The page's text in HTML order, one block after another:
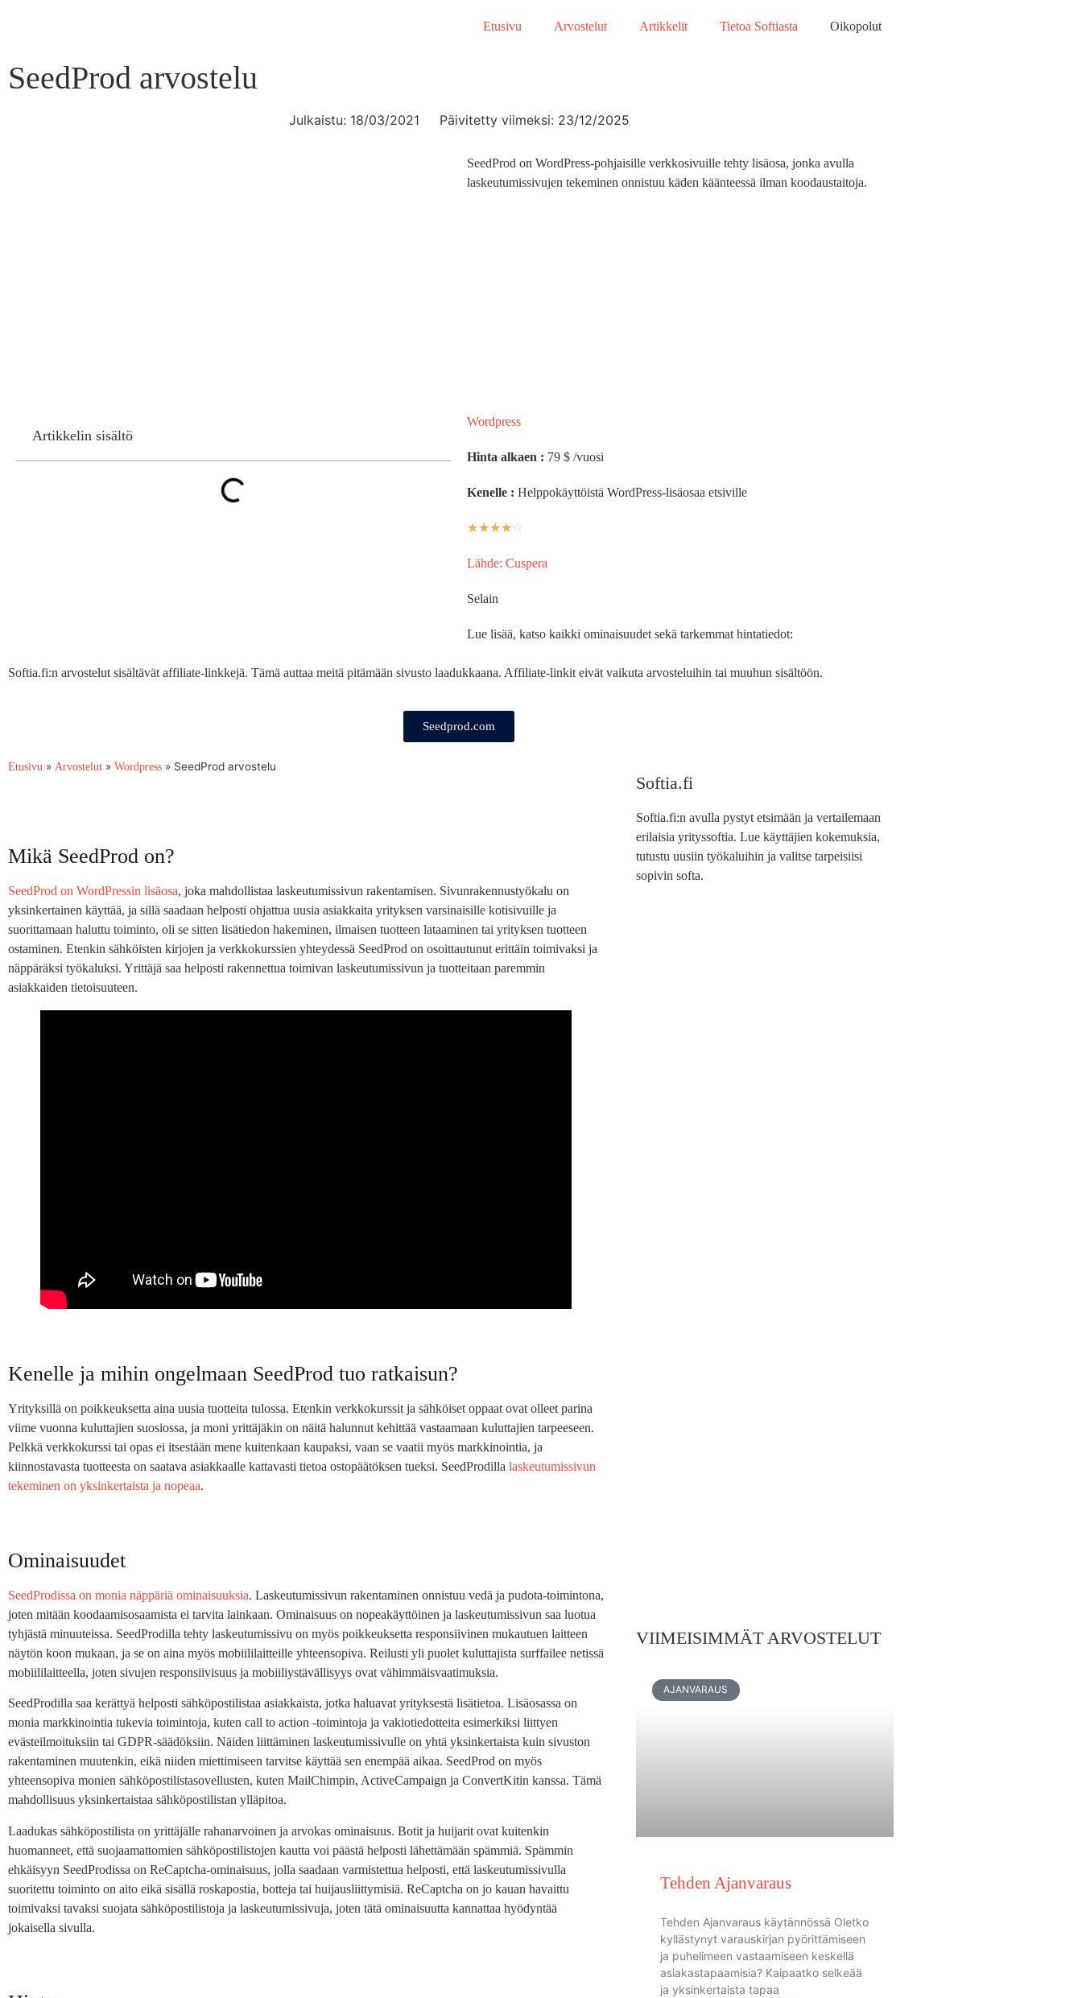
Etusivu Arvostelut Artikkelit Tietoa Softiasta Oikopolut
SeedProd arvostelu
Julkaistu: 18/03/2021 Päivitetty viimeksi: 23/12/2025
SeedProd on WordPress-pohjaisille verkkosivuille tehty lisäosa, jonka avulla
laskeutumissivujen tekeminen onnistuu käden käänteessä ilman koodaustaitoja.
Artikkelin sisältö
Wordpress
Hinta alkaen : 79 $ /vuosi
Kenelle : Helppokäyttöistä WordPress-lisäosaa etsiville
☆☆☆☆☆
Lähde: Cuspera
Selain
Lue lisää, katso kaikki ominaisuudet sekä tarkemmat hintatiedot:
Softia.fi:n arvostelut sisältävät affiliate-linkkejä. Tämä auttaa meitä pitämään sivusto laadukkaana. Affiliate-linkit eivät vaikuta arvosteluihin tai muuhun sisältöön.
Seedprod.com
Etusivu » Arvostelut » Wordpress » SeedProd arvostelu
Mikä SeedProd on?
SeedProd on WordPressin lisäosa, joka mahdollistaa laskeutumissivun rakentamisen. Sivunrakennustyökalu on
yksinkertainen käyttää, ja sillä saadaan helposti ohjattua uusia asiakkaita yrityksen varsinaisille kotisivuille ja
suorittamaan haluttu toiminto, oli se sitten lisätiedon hakeminen, ilmaisen tuotteen lataaminen tai yrityksen tuotteen
ostaminen. Etenkin sähköisten kirjojen ja verkkokurssien yhteydessä SeedProd on osoittautunut erittäin toimivaksi ja
näppäräksi työkaluksi. Yrittäjä saa helposti rakennettua toimivan laskeutumissivun ja tuotteitaan paremmin
asiakkaiden tietoisuuteen.
Kenelle ja mihin ongelmaan SeedProd tuo ratkaisun?
Yrityksillä on poikkeuksetta aina uusia tuotteita tulossa. Etenkin verkkokurssit ja sähköiset oppaat ovat olleet parina
viime vuonna kuluttajien suosiossa, ja moni yrittäjäkin on näitä halunnut kehittää vastaamaan kuluttajien tarpeeseen.
Pelkkä verkkokurssi tai opas ei itsestään mene kuitenkaan kaupaksi, vaan se vaatii myös markkinointia, ja
kiinnostavasta tuotteesta on saatava asiakkaalle kattavasti tietoa ostopäätöksen tueksi. SeedProdilla laskeutumissivun
tekeminen on yksinkertaista ja nopeaa.
Ominaisuudet
SeedProdissa on monia näppäriä ominaisuuksia. Laskeutumissivun rakentaminen onnistuu vedä ja pudota-toimintona,
joten mitään koodaamisosaamista ei tarvita lainkaan. Ominaisuus on nopeakäyttöinen ja laskeutumissivun saa luotua
tyhjästä minuuteissa. SeedProdilla tehty laskeutumissivu on myös poikkeuksetta responsiivinen mukautuen laitteen
näytön koon mukaan, ja se on aina myös mobiililaitteille yhteensopiva. Reilusti yli puolet kuluttajista surffailee netissä
mobiililaitteella, joten sivujen responsiivisuus ja mobiiliystävällisyys ovat vähimmäisvaatimuksia.
SeedProdilla saa kerättyä helposti sähköpostilistaa asiakkaista, jotka haluavat yrityksestä lisätietoa. Lisäosassa on
monia markkinointia tukevia toimintoja, kuten call to action -toimintoja ja vakiotiedotteita esimerkiksi liittyen
evästeilmoituksiin tai GDPR-säädöksiin. Näiden liittäminen laskeutumissivulle on yhtä yksinkertaista kuin sivuston
rakentaminen muutenkin, eikä niiden miettimiseen tarvitse käyttää sen enempää aikaa. SeedProd on myös
yhteensopiva monien sähköpostilistasovellusten, kuten MailChimpin, ActiveCampaign ja ConvertKitin kanssa. Tämä
mahdollisuus yksinkertaistaa sähköpostilistan ylläpitoa.
Laadukas sähköpostilista on yrittäjälle rahanarvoinen ja arvokas ominaisuus. Botit ja huijarit ovat kuitenkin
huomanneet, että suojaamattomien sähköpostilistojen kautta voi päästä helposti lähettämään spämmiä. Spämmin
ehkäisyyn SeedProdissa on ReCaptcha-ominaisuus, jolla saadaan varmistettua helposti, että laskeutumissivulla
suoritettu toiminto on aito eikä sisällä roskapostia, botteja tai huijausliittymisiä. ReCaptcha on jo kauan havaittu
toimivaksi tavaksi suojata sähköpostilistoja ja laskeutumissivuja, joten tätä ominaisuutta kannattaa hyödyntää
jokaisella sivulla.
Softia.fi
Softia.fi:n avulla pystyt etsimään ja vertailemaan
erilaisia yrityssoftia. Lue käyttäjien kokemuksia,
tutustu uusiin työkaluihin ja valitse tarpeisiisi
sopivin softa.
VIIMEISIMMÄT ARVOSTELUT
AJANVARAUS
Tehden Ajanvaraus
Tehden Ajanvaraus käytännössä Oletko
kyllästynyt varauskirjan pyörittämiseen
ja puhelimeen vastaamiseen keskellä
asiakastapaamisia? Kaipaatko selkeää
ja yksinkertaista tapaa